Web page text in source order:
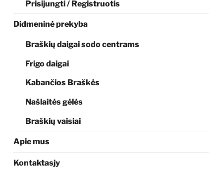
Prisijungti / Registruotis
Didmeninė prekyba
Braškių daigai sodo centrams
Frigo daigai
Kabančios Braškės
Našlaitės gėlės
Braškių vaisiai
Apie mus
Kontaktasjy